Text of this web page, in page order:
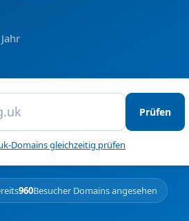
Prüfen
Domains gleichzeitig prüfen
960Besucher Domains angesehen